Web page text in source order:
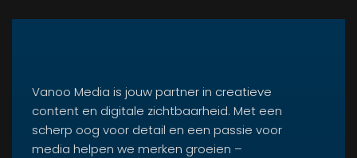
Vanoo Media is jouw partner in creatieve
content en digitale zichtbaarheid. Met een
scherp oog voor detail en een passie voor
media helpen we merken groeien –